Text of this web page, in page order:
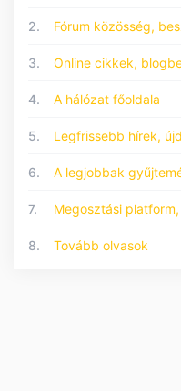
2. Fórum közösség,
3. Online cikkek,
4. A hálózat főoldala
5. Legfrissebb hírek,
6. A legjobbak
7. Megosztási
8. Tovább olvasok